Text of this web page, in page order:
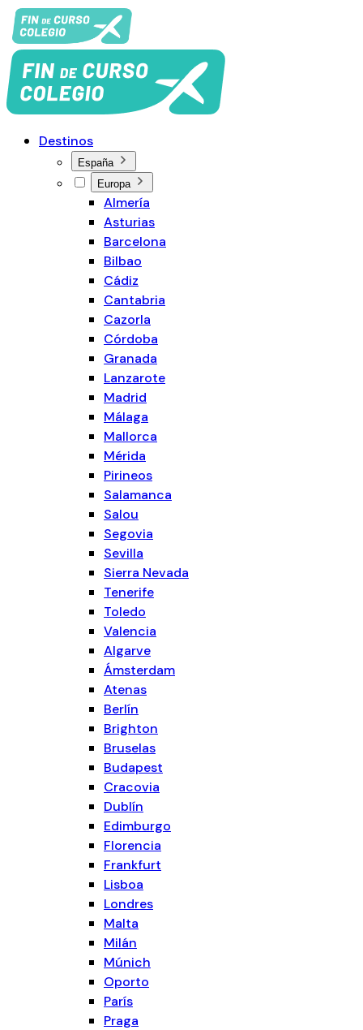
Destinos
España
Europa
Almería
Asturias
Barcelona
Bilbao
Cádiz
Cantabria
Cazorla
Córdoba
Granada
Lanzarote
Madrid
Málaga
Mallorca
Mérida
Pirineos
Salamanca
Salou
Segovia
Sevilla
Sierra Nevada
Tenerife
Toledo
Valencia
Algarve
Ámsterdam
Atenas
Berlín
Brighton
Bruselas
Budapest
Cracovia
Dublín
Edimburgo
Florencia
Frankfurt
Lisboa
Londres
Malta
Milán
Múnich
Oporto
París
Praga